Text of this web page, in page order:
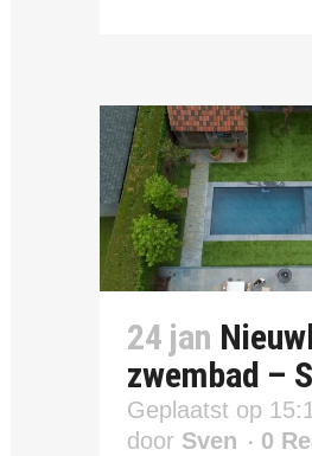
24 jan
zwembad –
Geplaatst op
door Sven
0